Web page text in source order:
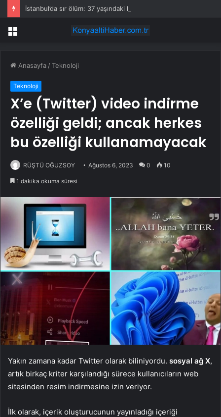
Menü
Anasayfa /Teknoloji
Teknoloji
X’e (Twitter) video indirme
özelliği geldi; ancak herkes
bu özelliği kullanamayacak
RÜŞTÜ OĞUZSOY Ağustos 6, 2023 0 10
1 dakika okuma süresi
Yakın zamana kadar Twitter olarak biliniyordu. sosyal ağ X,
artık birkaç kriter karşılandığı sürece kullanıcıların web
sitesinden resim indirmesine izin veriyor.
İlk olarak, içerik oluşturucunun yayınladığı içeriği